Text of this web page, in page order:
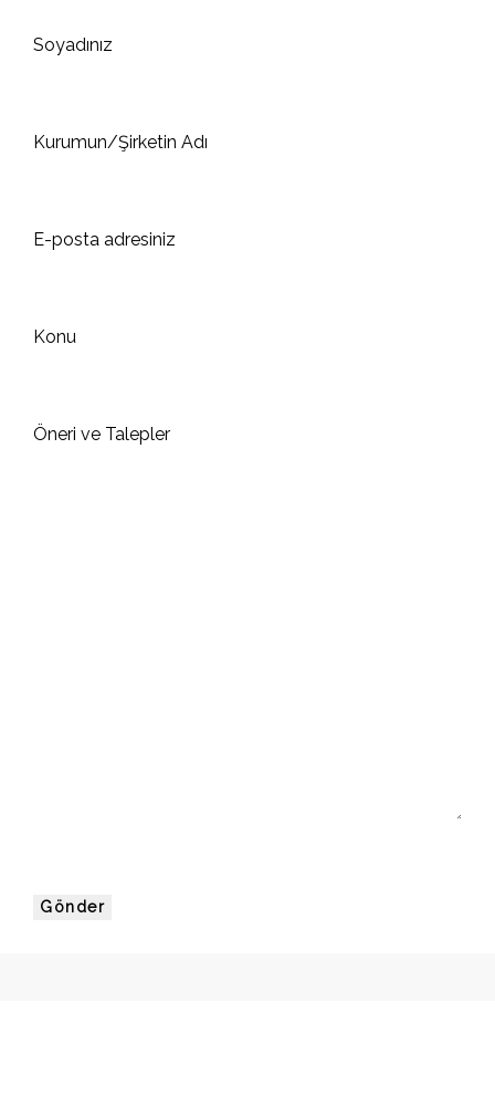
Soyadınız
Kurumun/Şirketin Adı
E-posta adresiniz
Konu
Öneri ve Talepler